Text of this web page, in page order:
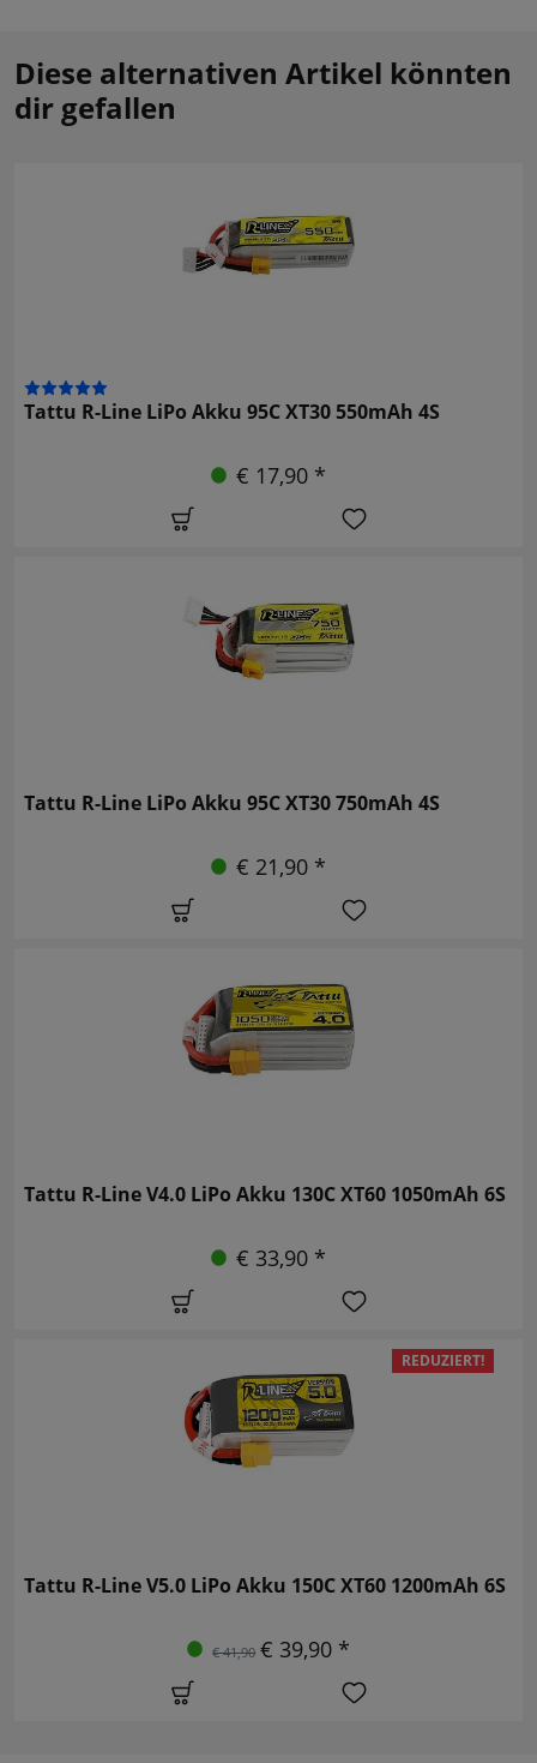
Diese alternativen Artikel könnten
dir gefallen
Tattu R-Line LiPo Akku 95C XT30 550mAh 4S
€ 17,90 *
Tattu R-Line LiPo Akku 95C XT30 750mAh 4S
€ 21,90 *
Tattu R-Line V4.0 LiPo Akku 130C XT60 1050mAh 6S
€ 33,90 *
REDUZIERT!
Tattu R-Line V5.0 LiPo Akku 150C XT60 1200mAh 6S
€ 41,90 € 39,90 *